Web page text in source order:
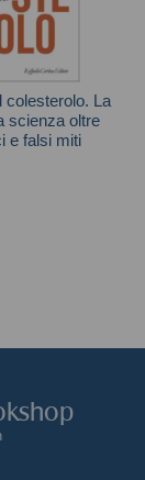
colesterolo. La
scienza oltre
e falsi miti